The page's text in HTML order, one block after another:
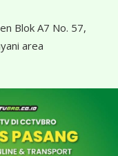
Blok A7 No. 57,
area